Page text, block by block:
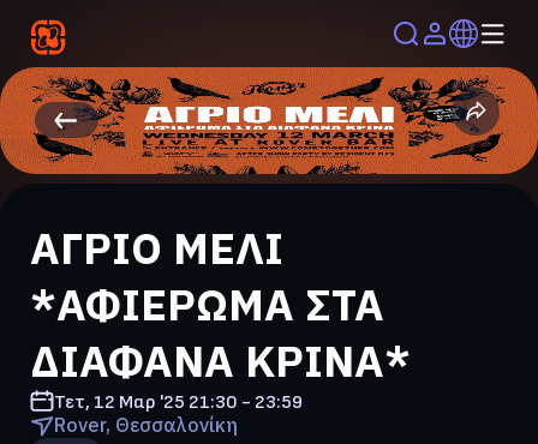
ΑΓΡΙΟ ΜΕΛΙ
*ΑΦΙΕΡΩΜΑ ΣΤΑ
ΔΙΑΦΑΝΑ ΚΡΙΝΑ*
Τετ, 12 Μαρ '25 21:30 - 23:59
Rover, Θεσσαλονίκη